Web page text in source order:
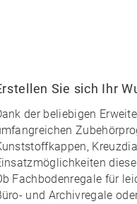
Sie sich Ihr
der beliebigen
Fachbodenregale für
und Archivregale